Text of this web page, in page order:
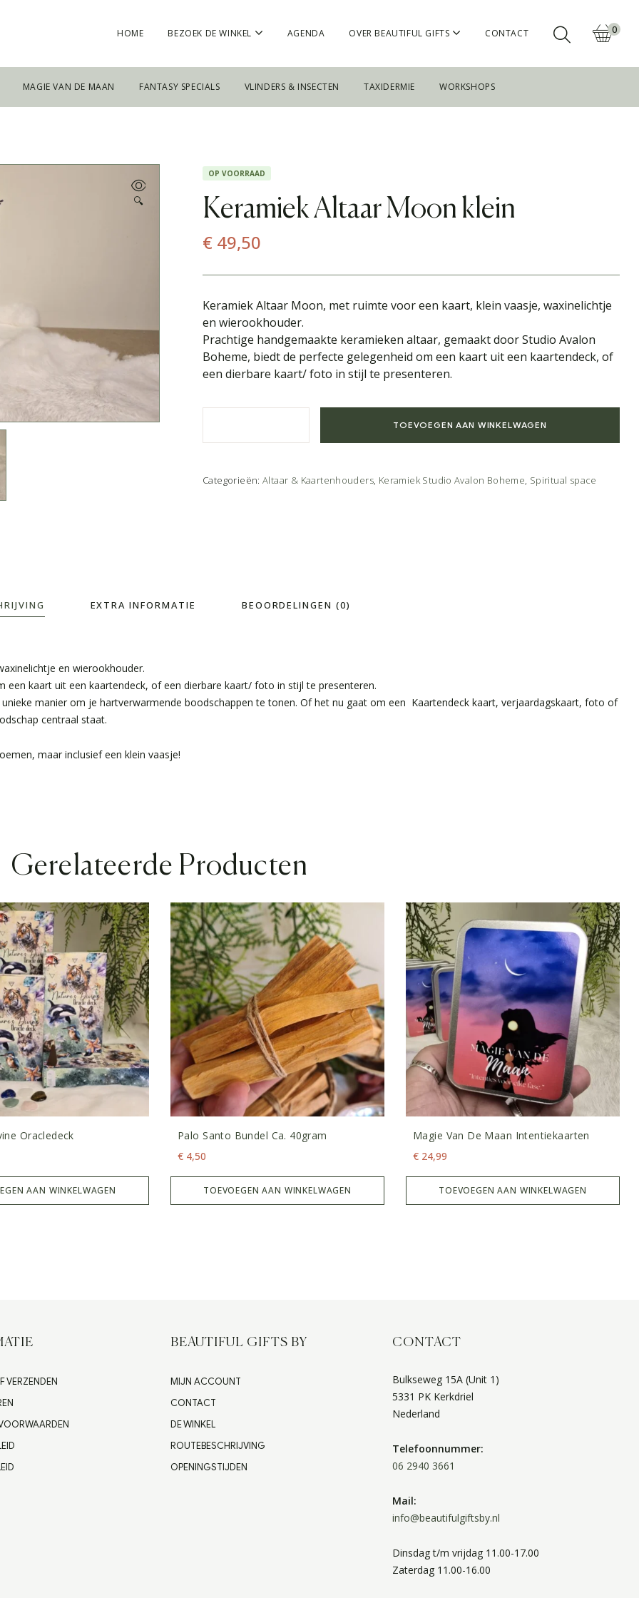
HOME BEZOEK DE WINKEL AGENDA OVER BEAUTIFUL GIFTS CONTACT 0
MAGIE VAN DE MAAN FANTASY SPECIALS VLINDERS & INSECTEN TAXIDERMIE WORKSHOPS
🔍
OP VOORRAAD
Keramiek Altaar Moon klein
€ 49,50
Keramiek Altaar Moon, met ruimte voor een kaart, klein vaasje, waxinelichtje
en wierookhouder.
Prachtige handgemaakte keramieken altaar, gemaakt door Studio Avalon
Boheme, biedt de perfecte gelegenheid om een kaart uit een kaartendeck, of
een dierbare kaart/ foto in stijl te presenteren.
TOEVOEGEN AAN WINKELWAGEN
Categorieën:Altaar & Kaartenhouders Keramiek Studio Avalon Boheme Spiritual space
EXTRA INFORMATIE BEOORDELINGEN (0)
en wierookhouder.
kaart uit een kaartendeck, of een dierbare kaart/ foto in stijl te presenteren.
manier om je hartverwarmende boodschappen te tonen. Of het nu gaat om een Kaartendeck kaart, verjaardagskaart, foto of
centraal staat.
maar inclusief een klein vaasje!
Gerelateerde Producten
Oracledeck
AAN WINKELWAGEN
Palo Santo Bundel Ca. 40gram
€ 4,50
TOEVOEGEN AAN WINKELWAGEN
Magie Van De Maan Intentiekaarten
€ 24,99
TOEVOEGEN AAN WINKELWAGEN
VERZENDEN
BEAUTIFUL GIFTS BY
MIJN ACCOUNT
CONTACT
DE WINKEL
ROUTEBESCHRIJVING
OPENINGSTIJDEN
CONTACT
Bulkseweg 15A (Unit 1)
5331 PK Kerkdriel
Nederland
Telefoonnummer:
06 2940 3661
Mail:
info@beautifulgiftsby.nl
Dinsdag t/m vrijdag 11.00-17.00
Zaterdag 11.00-16.00